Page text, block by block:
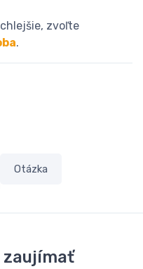
zvoľte
.
Otázka
zaujímať